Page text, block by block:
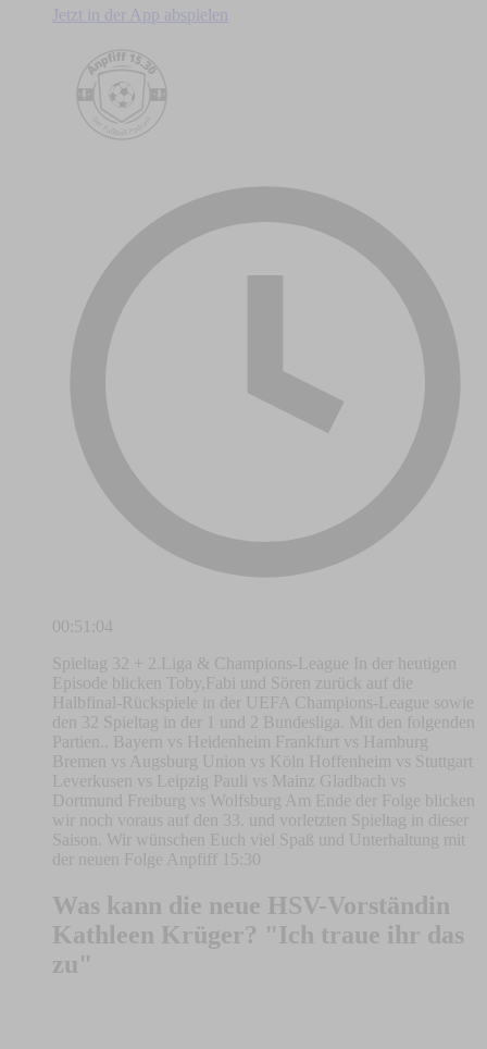
Jetzt in der App abspielen
00:51:04
Spieltag 32 + 2.Liga & Champions-League In der heutigen
Episode blicken Toby,Fabi und Sören zurück auf die
Halbfinal-Rückspiele in der UEFA Champions-League sowie
den 32 Spieltag in der 1 und 2 Bundesliga. Mit den folgenden
Partien.. Bayern vs Heidenheim Frankfurt vs Hamburg
Bremen vs Augsburg Union vs Köln Hoffenheim vs Stuttgart
Leverkusen vs Leipzig Pauli vs Mainz Gladbach vs
Dortmund Freiburg vs Wolfsburg Am Ende der Folge blicken
wir noch voraus auf den 33. und vorletzten Spieltag in dieser
Saison. Wir wünschen Euch viel Spaß und Unterhaltung mit
der neuen Folge Anpfiff 15:30
Was kann die neue HSV-Vorständin
Kathleen Krüger? "Ich traue ihr das
zu"